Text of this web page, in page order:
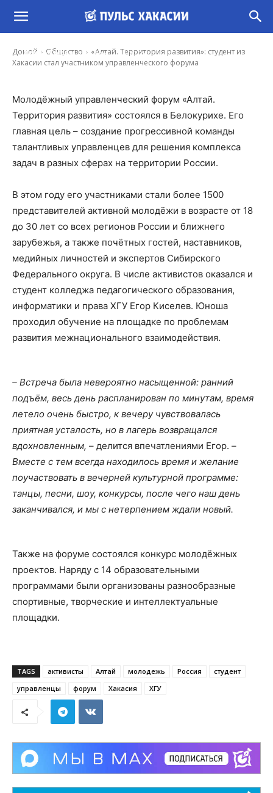
Домой Общество
«Алтай. Территория развития»: студент из
Хакасии стал участником управленческого форума
Хакасии стал участником управленческого
форума
Ирина Гусева - 22 Июн, 2019 10:15
Молодёжный управленческий форум «Алтай.
Территория развития» состоялся в Белокурихе. Его
главная цель – создание прогрессивной команды
талантливых управленцев для решения комплекса
задач в разных сферах на территории России.
В этом году его участниками стали более 1500
представителей активной молодёжи в возрасте от 18
до 30 лет со всех регионов России и ближнего
зарубежья, а также почётных гостей, наставников,
медийных личностей и экспертов Сибирского
Федерального округа. В числе активистов оказался и
студент колледжа педагогического образования,
информатики и права ХГУ Егор Киселев. Юноша
проходил обучение на площадке по проблемам
развития межнационального взаимодействия.
– Встреча была невероятно насыщенной: ранний
подъём, весь день распланирован по минутам, время
летело очень быстро, к вечеру чувствовалась
приятная усталость, но в лагерь возвращался
вдохновленным, – делится впечатлениями Егор. –
Вместе с тем всегда находилось время и желание
поучаствовать в вечерней культурной программе:
танцы, песни, шоу, конкурсы, после чего наш день
заканчивался, и мы с нетерпением ждали новый.
Также на форуме состоялся конкурс молодёжных
проектов. Наряду с 14 образовательными
программами были организованы разнообразные
спортивные, творческие и интеллектуальные
площадки.
TAGS активисты Алтай молодежь Россия
студент
управленцы
форум Хакасия ХГУ